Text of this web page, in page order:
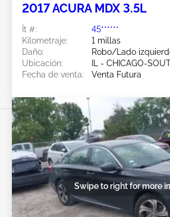
2017 ACURA MDX 3.5L
Ít #:
45******
Kilometraje:
1 millas
Daño:
Robo/Lado
Ubicación:
IL - CHICAGO-
Fecha de venta:
Venta Futura
Swipe to right for more